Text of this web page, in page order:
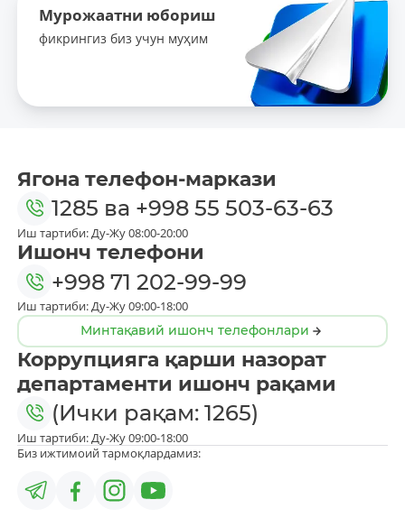
Мурожаатни юбориш
фикрингиз биз учун муҳим
Ягона телефон-маркази
1285 ва +998 55 503-63-63
Иш тартиби: Ду-Жу 08:00-20:00
Ишонч телефони
+998 71 202-99-99
Иш тартиби: Ду-Жу 09:00-18:00
Минтақавий ишонч телефонлари
Коррупцияга қарши назорат
департаменти ишонч рақами
(Ички рақам: 1265)
Иш тартиби: Ду-Жу 09:00-18:00
Биз ижтимоий тармоқлардамиз: